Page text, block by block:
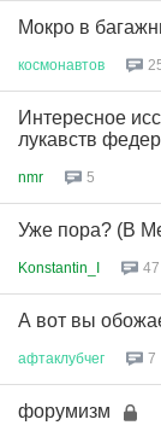
Мокро в
космонавтов
Интересное
лукавств
nmr 5
Уже пора? (В
Konstantin_I 47
А вот вы
афтаклубчег 7
форумизм